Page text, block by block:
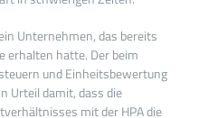
Unternehmen, das bereits
erhalten hatte. Der beim
und Einheitsbewertung
Urteil damit, dass die
mit der HPA die